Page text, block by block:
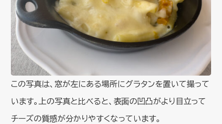
この写真は、窓が左にある場所にグラタンを置いて撮って
います。上の写真と比べると、表面の凹凸がより目立って
チーズの質感が分かりやすくなっています。